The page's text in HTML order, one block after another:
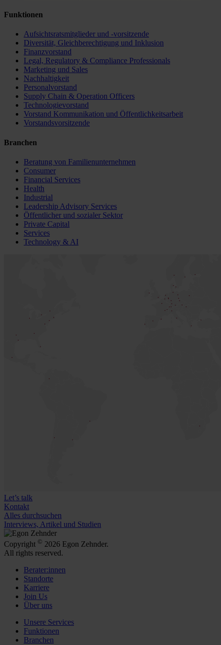
Funktionen
Aufsichtsratsmitglieder und -vorsitzende
Diversität, Gleichberechtigung und Inklusion
Finanzvorstand
Legal, Regulatory & Compliance Professionals
Marketing und Sales
Nachhaltigkeit
Personalvorstand
Supply Chain & Operation Officers
Technologievorstand
Vorstand Kommunikation und Öffentlichkeitsarbeit
Vorstandsvorsitzende
Branchen
Beratung von Familienunternehmen
Consumer
Financial Services
Health
Industrial
Leadership Advisory Services
Öffentlicher und sozialer Sektor
Private Capital
Services
Technology & AI
Let’s talk
Kontakt
Alles durchsuchen
Interviews, Artikel und Studien
Copyright © 2026 Egon Zehnder.
All rights reserved.
Berater:innen
Standorte
Karriere
Join Us
Über uns
Unsere Services
Funktionen
Branchen